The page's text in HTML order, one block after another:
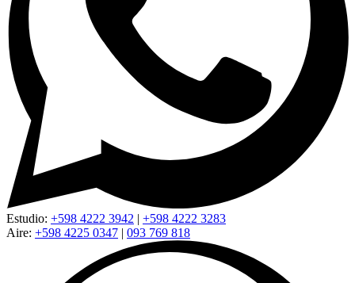
Estudio: +598 4222 3942 | +598 4222 3283
Aire: +598 4225 0347 | 093 769 818